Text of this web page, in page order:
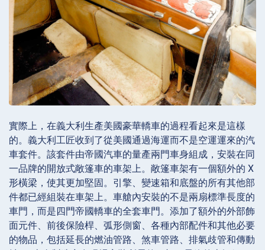
實際上，在義大利生產美國豪華轎車的過程看起來是這樣
的。義大利工匠收到了從美國通過海運而不是空運運來的汽
車套件。該套件由帝國汽車的量產兩門車身組成，安裝在同
一品牌的開放式敞篷車的車架上。敞篷車架有一個額外的 X
形橫梁，使其更加堅固。引擎、變速箱和底盤的所有其他部
件都已經組裝在車架上。車艙內安裝的不是兩扇標準長度的
車門，而是四門帝國轎車的全套車門。添加了額外的外部飾
面元件、前後保險桿、弧形側窗、各種內部配件和其他必要
的物品，包括延長的燃油管路、煞車管路、排氣歧管和傳動